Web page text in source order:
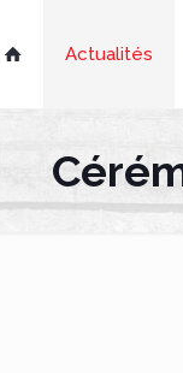
 Actualités